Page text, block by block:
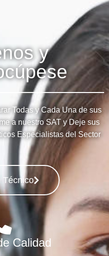
y
Todas y Cada Una de sus
a nuestro SAT y Deje sus
Especialistas del Sector
Técnico
Calidad